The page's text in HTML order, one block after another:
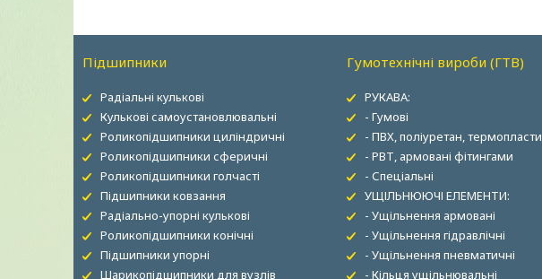
Підшипники
Радіальні кулькові
Кулькові самоустановлювальні
Роликопідшипники циліндричні
Роликопідшипники сферичні
Роликопідшипники голчасті
Підшипники ковзання
Радіально-упорні кулькові
Роликопідшипники конічні
Підшипники упорні
Шарикопідшипники для вузлів
Гумотехнічні вироби (ГТВ)
РУКАВА:
- Гумові
- ПВХ, поліуретан, термопласти
- РВТ, армовані фітингами
- Спеціальні
УЩІЛЬНЮЮЧІ ЕЛЕМЕНТИ:
- Ущільнення армовані
- Ущільнення гідравлічні
- Ущільнення пневматичні
- Кільця ущільнювальні